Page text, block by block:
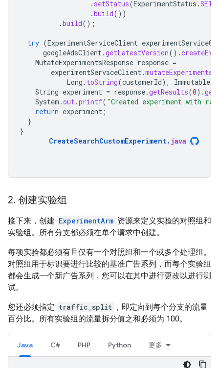
. setStatus(ExperimentStatus .
.build())
.build();
try (ExperimentServiceClient
googleAdsClient.getLatestVersion().
MutateExperimentsResponse response =
experimentServiceClient.mutateExperiments
Long . toString(customerId),
String experiment = response.getResults(0).
System .out.printf( "Created experiment with
return experiment ;
}
}
CreateSearchCustomExperiment. java
2. 创建实验组
接下来，创建 ExperimentArm 资源来定义实验的对照组和
实验组。所有分支都必须在单个请求中创建。
每项实验都必须有且仅有一个对照组和一个或多个处理组。
对照组用于标识要进行比较的基准广告系列，而每个实验组
都会生成一个新广告系列，您可以在其中进行更改以进行测
试。
您还必须指定 traffic_split ，即定向到每个分支的流量
百分比。所有实验组的流量拆分值之和必须为 100。
Java C# PHP Python 更多